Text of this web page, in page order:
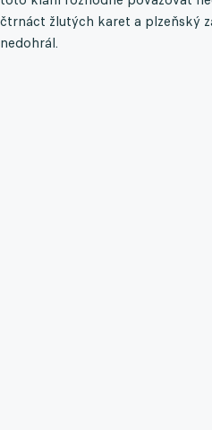
čtrnáct žlutých karet a plzeňský
nedohrál.